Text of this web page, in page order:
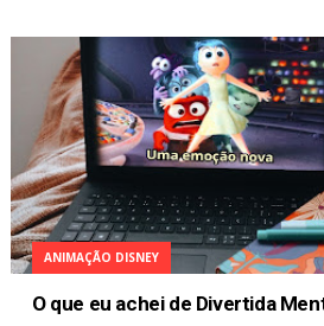
ANIMAÇÃO DISNEY
O que eu achei de Divertida